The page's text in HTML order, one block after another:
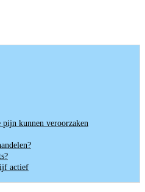
kunnen veroorzaken
actief